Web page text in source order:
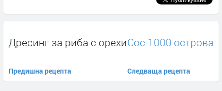
Дресинг за риба с орехи
Предишна рецепта
Сос 1000 острова
Следваща рецепта